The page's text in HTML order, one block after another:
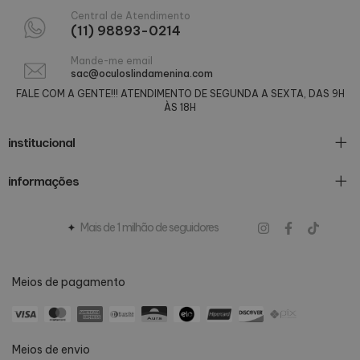
Central de Atendimento
(11) 98893-0214
Mande-me email
sac@oculoslindamenina.com
FALE COM A GENTE!!! ATENDIMENTO DE SEGUNDA A SEXTA, DAS 9H
ÀS 18H
institucional
informações
Mais de 1 milhão de seguidores
Meios de pagamento
Meios de envio